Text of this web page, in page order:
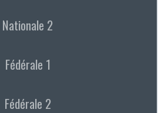
Nationale 2
Fédérale 1
Fédérale 2